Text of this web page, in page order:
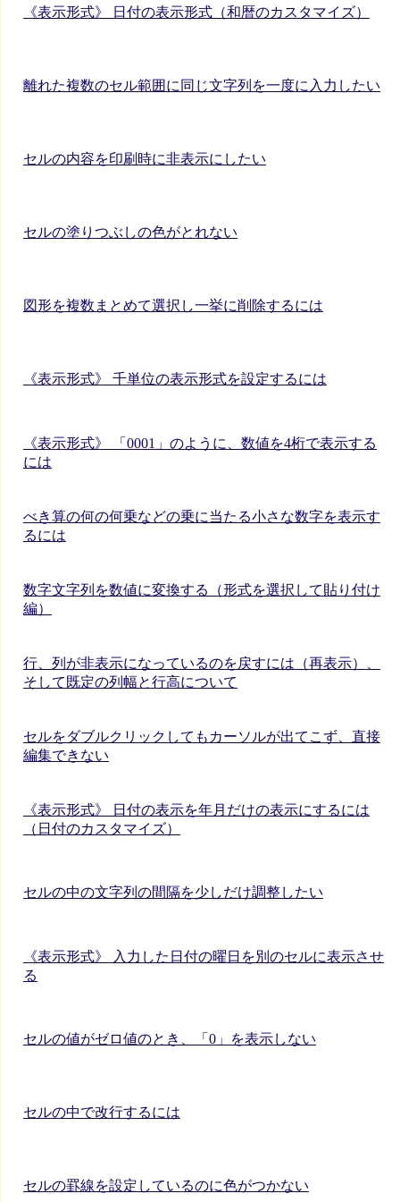
《表示形式》 日付の表示形式（和暦のカスタマイズ）
離れた複数のセル範囲に同じ文字列を一度に入力したい
セルの内容を印刷時に非表示にしたい
セルの塗りつぶしの色がとれない
図形を複数まとめて選択し一挙に削除するには
《表示形式》 千単位の表示形式を設定するには
《表示形式》 「0001」のように、数値を4桁で表示する
には
べき算の何の何乗などの乗に当たる小さな数字を表示す
るには
数字文字列を数値に変換する（形式を選択して貼り付け
編）
行、列が非表示になっているのを戻すには（再表示）、
そして既定の列幅と行高について
セルをダブルクリックしてもカーソルが出てこず、直接
編集できない
《表示形式》 日付の表示を年月だけの表示にするには
（日付のカスタマイズ）
セルの中の文字列の間隔を少しだけ調整したい
《表示形式》 入力した日付の曜日を別のセルに表示させ
る
セルの値がゼロ値のとき、「0」を表示しない
セルの中で改行するには
セルの罫線を設定しているのに色がつかない